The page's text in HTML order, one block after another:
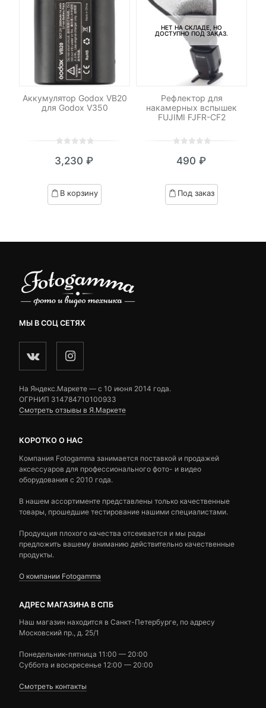
Аккумулятор Godox VB20
для Godox V350
out
based
on
3,230 ₽
В корзину
НЕТ НА СКЛАДЕ, НО
ДОСТУПНО ПОД ЗАКАЗ.
Рефлектор для
накамерных вспышек
FUJIMI FJFR-CF2
out
based
on
490 ₽
Под заказ
МЫ В СОЦ СЕТЯХ
На Яндекс.Маркете — c 10 июня 2014 года.
ОГРНИП 314784710100933
Смотреть отзывы в Я.Маркете
КОРОТКО О НАС
Компания Fotogamma занимается поставкой и продажей
аксессуаров для профессионального фото- и видео
оборудования с 2010 года.
В нашем ассортименте представлены только качественные
товары, прошедшие тестирование нашими специалистами.
Продукция плохого качества отсеивается и мы рады
предложить вашему вниманию действительно качественные
продукты.
О компании Fotogamma
АДРЕС МАГАЗИНА В СПБ
Наш магазин находится в Санкт-Петербурге, по адресу
Московский пр., д. 25/1
Понедельник-пятница 11:00 — 20:00
Суббота и воскресенье 12:00 — 20:00
Смотреть контакты